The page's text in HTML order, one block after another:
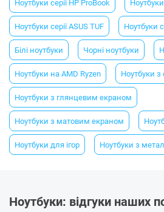
Ноутбуки серії HP ProBook
Ноутбуки серії ASUS TUF Ноутбуки
Білі ноутбуки Чорні ноутбуки
Ноутбуки на AMD Ryzen Ноутбуки
Ноутбуки з глянцевим екраном
Ноутбуки з матовим екраном
Ноутбуки для ігор Ноутбуки з
Ноутбуки: відгуки наших